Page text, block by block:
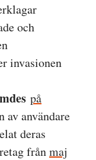
och
invasionen
på
av användare
deras
frånmaj